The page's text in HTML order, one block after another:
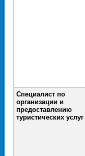
Специалист по
организации и
предоставлению
туристических услуг